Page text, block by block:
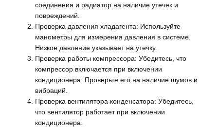
соединения и радиатор на наличие утечек и
повреждений.
Проверка давления хладагента: Используйте
манометры для измерения давления в системе.
Низкое давление указывает на утечку.
Проверка работы компрессора: Убедитесь, что
компрессор включается при включении
кондиционера. Проверьте его на наличие шумов и
вибраций.
Проверка вентилятора конденсатора: Убедитесь,
что вентилятор работает при включении
кондиционера.